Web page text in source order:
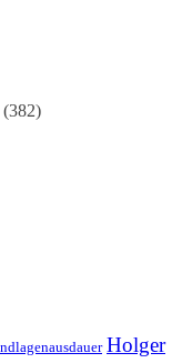
(382)
Holger